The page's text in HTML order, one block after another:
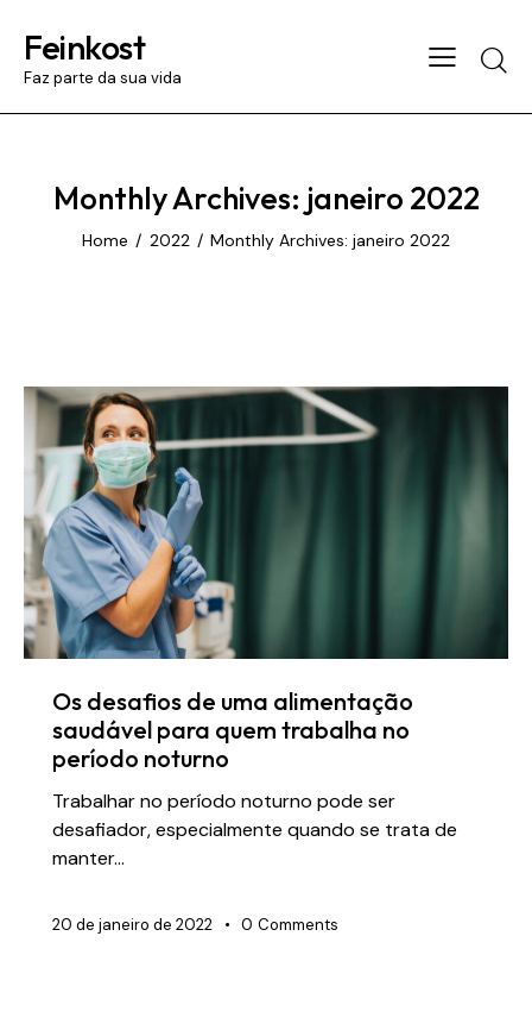
Feinkost
Faz parte da sua vida
Monthly Archives: janeiro 2022
Home 2022 Monthly Archives: janeiro 2022
Os desafios de uma alimentação
saudável para quem trabalha no
período noturno
Trabalhar no período noturno pode ser
desafiador, especialmente quando se trata de
manter…
20 de janeiro de 2022 0 Comments